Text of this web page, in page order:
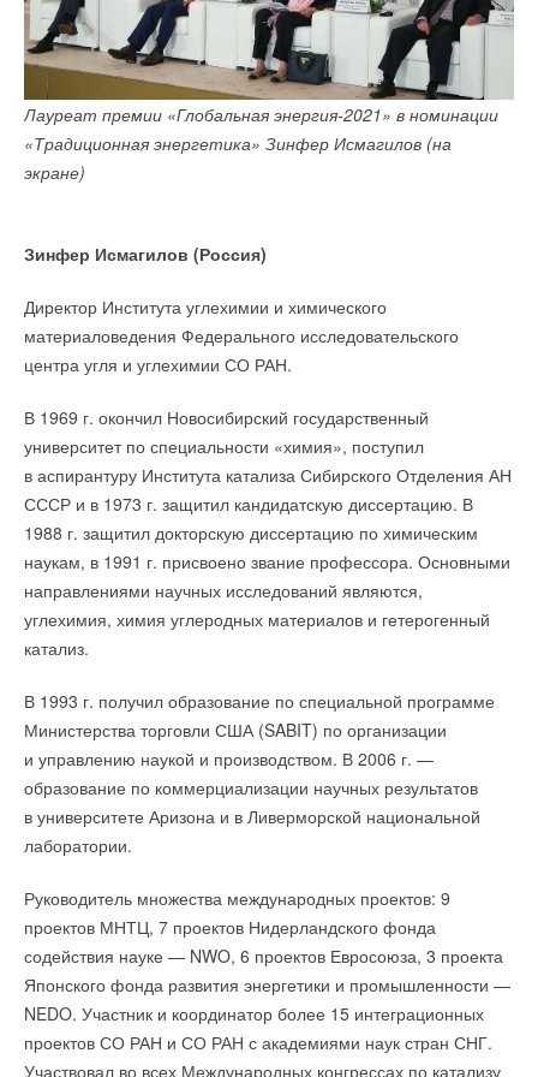
Лауреат премии «Глобальная энергия-2021» в номинации
«Традиционная энергетика» Зинфер Исмагилов (на
экране)
Зинфер Исмагилов (Россия)
Директор Института углехимии и химического
материаловедения Федерального исследовательского
центра угля и углехимии СО РАН.
В 1969 г. окончил Новосибирский государственный
университет по специальности «химия», поступил
в аспирантуру Института катализа Сибирского Отделения АН
СССР и в 1973 г. защитил кандидатскую диссертацию. В
1988 г. защитил докторскую диссертацию по химическим
наукам, в 1991 г. присвоено звание профессора. Основными
направлениями научных исследований являются,
углехимия, химия углеродных материалов и гетерогенный
катализ.
В 1993 г. получил образование по специальной программе
Министерства торговли США (SABIT) по организации
и управлению наукой и производством. В 2006 г. —
образование по коммерциализации научных результатов
в университете Аризона и в Ливерморской национальной
лаборатории.
Руководитель множества международных проектов: 9
проектов МНТЦ, 7 проектов Нидерландского фонда
содействия науке — NWO, 6 проектов Евросоюза, 3 проекта
Японского фонда развития энергетики и промышленности —
NEDO. Участник и координатор более 15 интеграционных
проектов СО РАН и СО РАН с академиями наук стран СНГ.
Участвовал во всех Международных конгрессах по катализу
Текст комментария
Среди инструментов маркетинга, которыми международные
компании поддерживают своих российских партнеров из
малого и среднего бизнеса, можно отметить и SMM-
продвижение. Оно оказалось актуальным не только во время
пика пандемии, но и после завершения локдауна. Опора
на соцсети крупных компаний помогает мелким партнерам
в поиске горячих лидов, а это в итоге дает возможность расти
«Считается, что рынок продаж промышленного
найти целевую аудиторию — людей, принимающих
решения о покупке такого оборудования
Екатерина Федотова, специалист по маркетинговым
коммуникациям компании Atlas Copco. —
Нам хотелось
бренде, делиться экспертной информацией и, конечно,
получать обратную связь в виде лидогенерации. Мы
находимся в начале пути, экспериментируем, но уже
видим положительные отзывы от партнеров
и заказчиков, которые получают выгоду за счет роста
Учить партнеров дружить, а не бороться друг с другом
Конкуренция в стандартных условиях подталкивает к росту,
но в сложные времена важнее дружеское взаимодействие.
Поэтому крупные поставщики стимулируют партнеров
к сотрудничеству.
подчеркивает Армен Калинин (FRISQUET). —
кто не выполняет план, так как мы понимаем, что
премиальное сложное оборудование, хоть оно и способно
служить более 20 лет, продавать непросто. Поэтому мы
поощряем взаимодействие наших коллег. То есть, если
кому-то из партнеров требуется отсутствующая